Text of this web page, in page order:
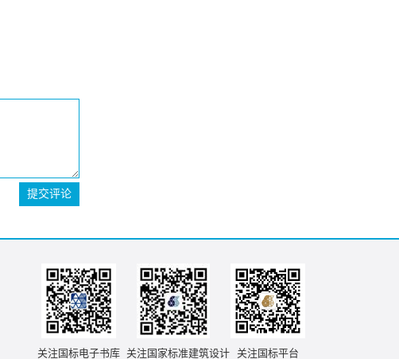
提交评论
关注国标电子书库 关注国家标准建筑设计 关注国标平台